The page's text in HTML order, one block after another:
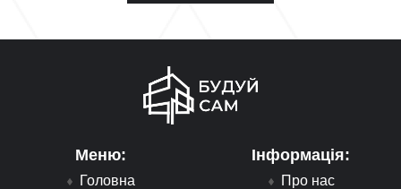
Меню:
Головна
Інформація:
Про нас